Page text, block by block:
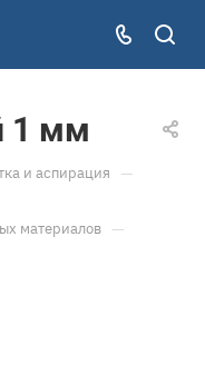
1 мм
и аспирация —
материалов —